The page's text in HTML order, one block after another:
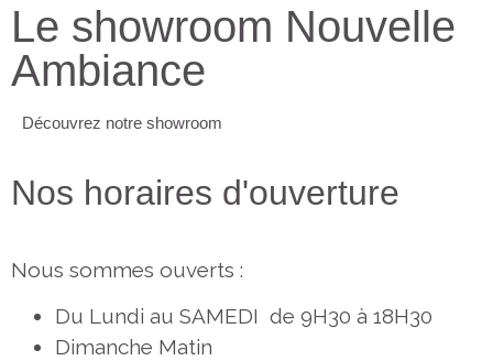
Le showroom Nouvelle
Ambiance
Découvrez notre showroom
Nos horaires d'ouverture
Nous sommes ouverts :
Du Lundi au SAMEDI de 9H30 à 18H30
Dimanche Matin